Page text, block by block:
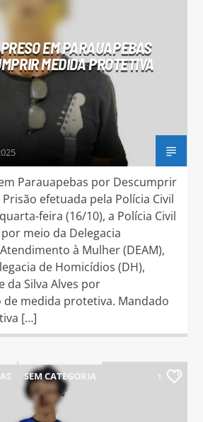
FM
EM PARAUAPEBAS
MEDIDA PROTETIVA
Parauapebas por Descumprir
efetuada pela Polícia Civil
feira (16/10), a Polícia Civil
meio da Delegacia
à Mulher (DEAM),
de Homicídios (DH),
da Silva Alves por
medida protetiva. Mandado
[…]
SEM CATEGORIA 1